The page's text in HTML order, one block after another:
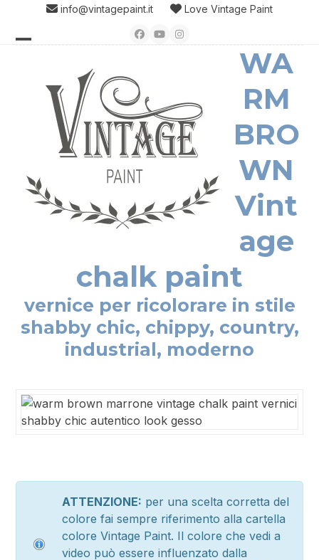
content
info@vintagepaint.it Love Vintage Paint
Facebook
YouTubeInstagram
menu
menu
WA
RM
BRO
WN
Vint
age
chalk paint
vernice per ricolorare in stile
shabby chic, chippy, country,
industrial, moderno
ATTENZIONE: per una scelta corretta del
colore fai sempre riferimento alla cartella
colore Vintage Paint. Il colore che vedi a
video può essere influenzato dalla